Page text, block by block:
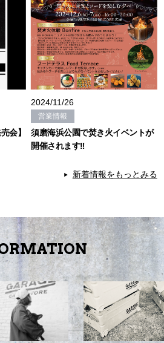
会】
2024/11/26
営業情報
須磨海浜公園で焚き火イベントが
開催されます‼
新着情報をもっとみる